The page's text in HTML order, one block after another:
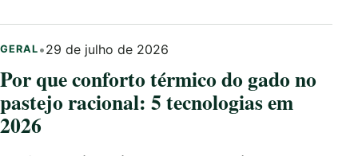
GERAL •29 de julho de 2026
Por que conforto térmico do gado no
pastejo racional: 5 tecnologias em
2026